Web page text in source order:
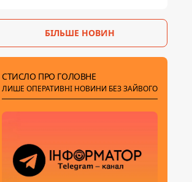
БІЛЬШЕ НОВИН
СТИСЛО ПРО ГОЛОВНЕ
ЛИШЕ ОПЕРАТИВНІ НОВИНИ БЕЗ ЗАЙВОГО